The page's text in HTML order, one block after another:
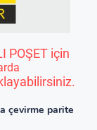
POŞET için
çevirme parite